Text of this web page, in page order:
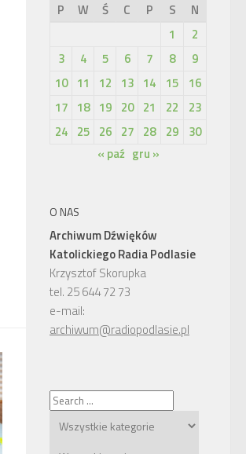
P
W Ś C P S
N
1
2
3
4 5 6 7 8
9
10 11 12 13 14 15
16
17 18 19 20 21 22
23
24 25 26 27 28 29
30
« paź gru »
O NAS
Archiwum Dźwięków
Katolickiego Radia Podlasie
Krzysztof Skorupka
tel. 25 644 72 73
e-mail:
archiwum@radiopodlasie.pl